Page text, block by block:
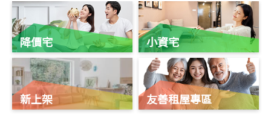
降價宅
新上架
小資宅
友善租屋專區